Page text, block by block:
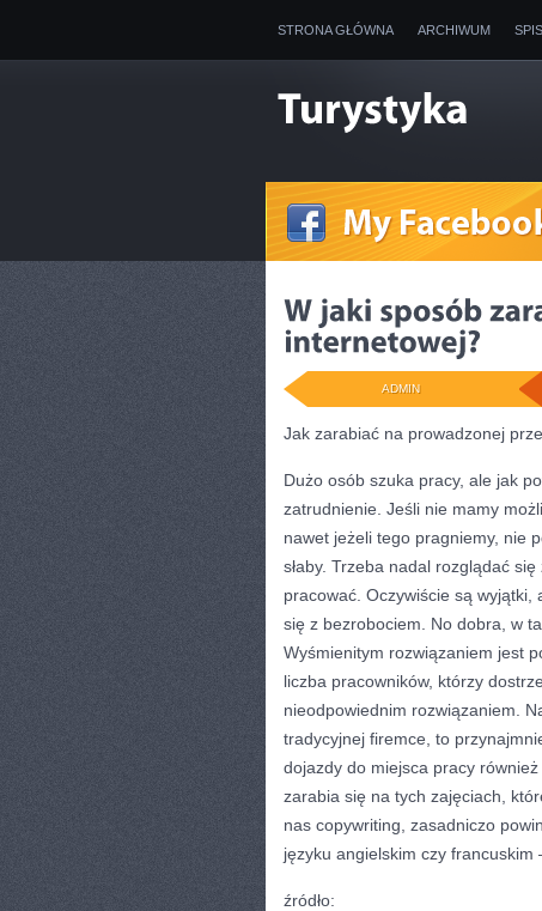
STRONA GŁÓWNA ARCHIWUM
ADMIN
Jak zarabiać na prowadzonej
Dużo osób szuka pracy, ale jak
zatrudnienie. Jeśli nie mamy
nawet jeżeli tego pragniemy, nie
słaby. Trzeba nadal rozglądać
pracować. Oczywiście są
się z bezrobociem. No dobra, w
Wyśmienitym rozwiązaniem jest
liczba pracowników, którzy
nieodpowiednim rozwiązaniem.
tradycyjnej firemce, to
dojazdy do miejsca pracy
zarabia się na tych zajęciach,
nas copywriting, zasadniczo
języku angielskim czy francuskim
źródło: